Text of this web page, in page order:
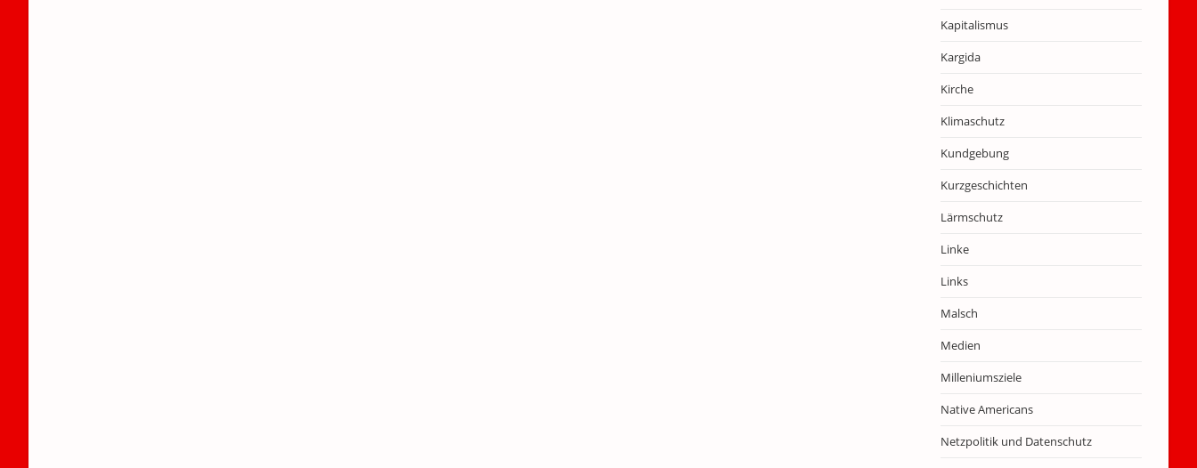
Kapitalismus
Kargida
Kirche
Klimaschutz
Kundgebung
Kurzgeschichten
Lärmschutz
Linke
Links
Malsch
Medien
Milleniumsziele
Native Americans
Netzpolitik und Datenschutz